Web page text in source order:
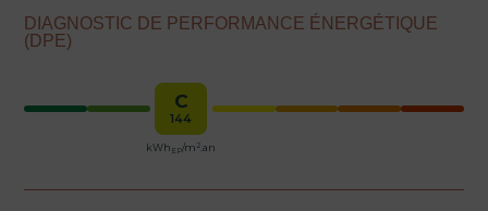
DIAGNOSTIC DE PERFORMANCE ÉNERGÉTIQUE
(DPE)
C
144
kWh EP/m 2 .an